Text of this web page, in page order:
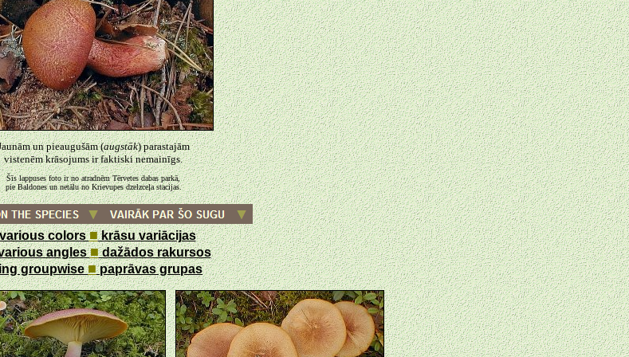
un pieaugušām (augstāk) parastajām
vistenēm krāsojums ir faktiski nemainīgs.
Šīs lappuses foto ir no atradnēm Tērvetes dabas parkā,
pie Baldones un netālu no Krievupes dzelzceļa stacijas.
colors■krāsu variācijas
angles■dažādos rakursos
groupwise■paprāvas grupas